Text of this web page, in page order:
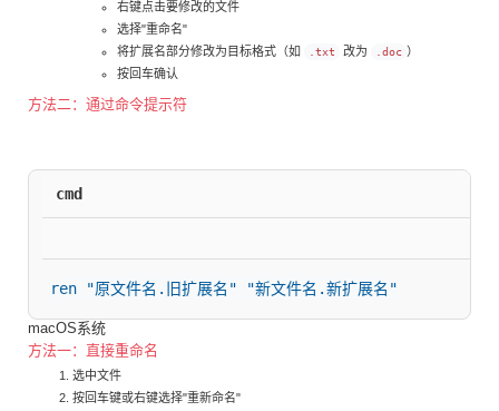
右键点击要修改的文件
选择"重命名"
将扩展名部分修改为目标格式（如
.txt 改为 .doc ）
按回车确认
方法二：通过命令提示符
cmd
ren "原文件名.旧扩展名" "新文件名.新扩展名"
macOS系统
方法一：直接重命名
选中文件
按回车键或右键选择"重新命名"